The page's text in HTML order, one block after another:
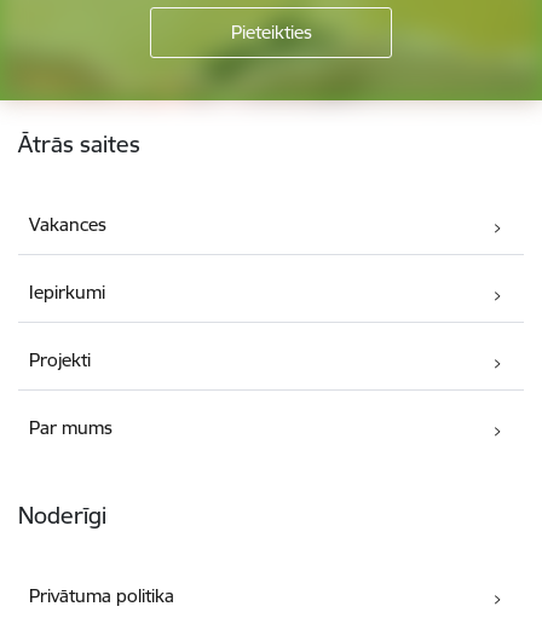
Kājene
Ātrās saites
Vakances
Iepirkumi
Projekti
Par mums
Noderīgi
Privātuma politika